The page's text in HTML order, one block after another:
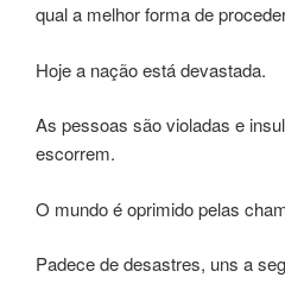
qual a melhor forma de
Hoje a nação está devastada.
As pessoas são violadas e
escorrem.
O mundo é oprimido pelas
Padece de desastres, uns a